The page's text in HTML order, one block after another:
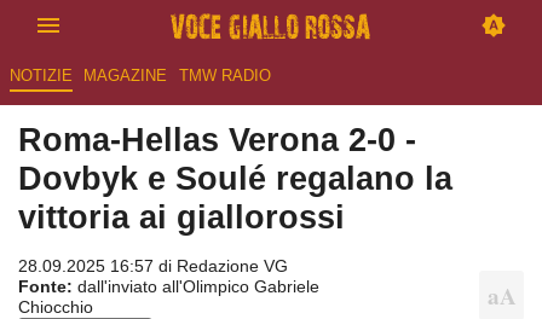
NOTIZIE MAGAZINE TMW RADIO
Roma-Hellas Verona 2-0 -
Dovbyk e Soulé regalano la
vittoria ai giallorossi
28.09.2025 16:57 di Redazione VG
Fonte: dall'inviato all'Olimpico Gabriele
Chiocchio